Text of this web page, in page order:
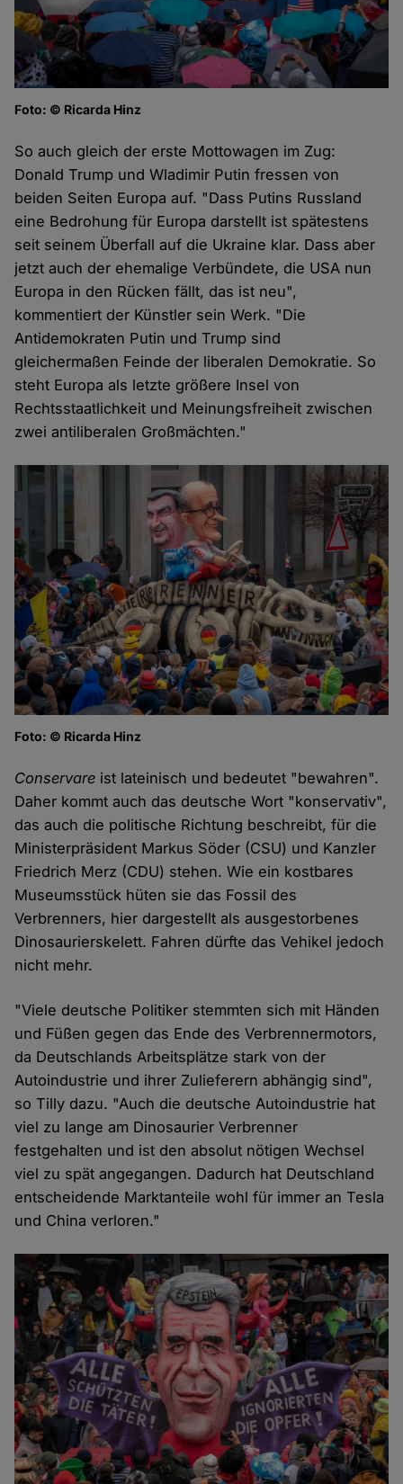
Foto: © Ricarda Hinz
So auch gleich der erste Mottowagen im Zug:
Donald Trump und Wladimir Putin fressen von
beiden Seiten Europa auf. "Dass Putins Russland
eine Bedrohung für Europa darstellt ist spätestens
seit seinem Überfall auf die Ukraine klar. Dass aber
jetzt auch der ehemalige Verbündete, die USA nun
Europa in den Rücken fällt, das ist neu",
kommentiert der Künstler sein Werk. "Die
Antidemokraten Putin und Trump sind
gleichermaßen Feinde der liberalen Demokratie. So
steht Europa als letzte größere Insel von
Rechtsstaatlichkeit und Meinungsfreiheit zwischen
zwei antiliberalen Großmächten."
Foto: © Ricarda Hinz
Conservare ist lateinisch und bedeutet "bewahren".
Daher kommt auch das deutsche Wort "konservativ",
das auch die politische Richtung beschreibt, für die
Ministerpräsident Markus Söder (CSU) und Kanzler
Friedrich Merz (CDU) stehen. Wie ein kostbares
Museumsstück hüten sie das Fossil des
Verbrenners, hier dargestellt als ausgestorbenes
Dinosaurierskelett. Fahren dürfte das Vehikel jedoch
nicht mehr.
"Viele deutsche Politiker stemmten sich mit Händen
und Füßen gegen das Ende des Verbrennermotors,
da Deutschlands Arbeitsplätze stark von der
Autoindustrie und ihrer Zulieferern abhängig sind",
so Tilly dazu. "Auch die deutsche Autoindustrie hat
viel zu lange am Dinosaurier Verbrenner
festgehalten und ist den absolut nötigen Wechsel
viel zu spät angegangen. Dadurch hat Deutschland
entscheidende Marktanteile wohl für immer an Tesla
und China verloren."